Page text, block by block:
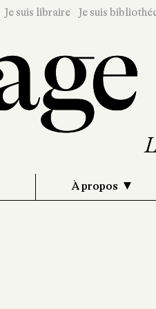
Je suis libraire Je suis
À propos